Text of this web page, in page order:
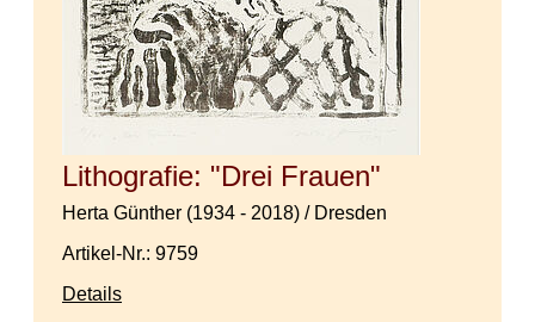
Lithografie: "Drei Frauen"
Herta Günther (1934 - 2018) / Dresden
Artikel-Nr.: 9759
Details